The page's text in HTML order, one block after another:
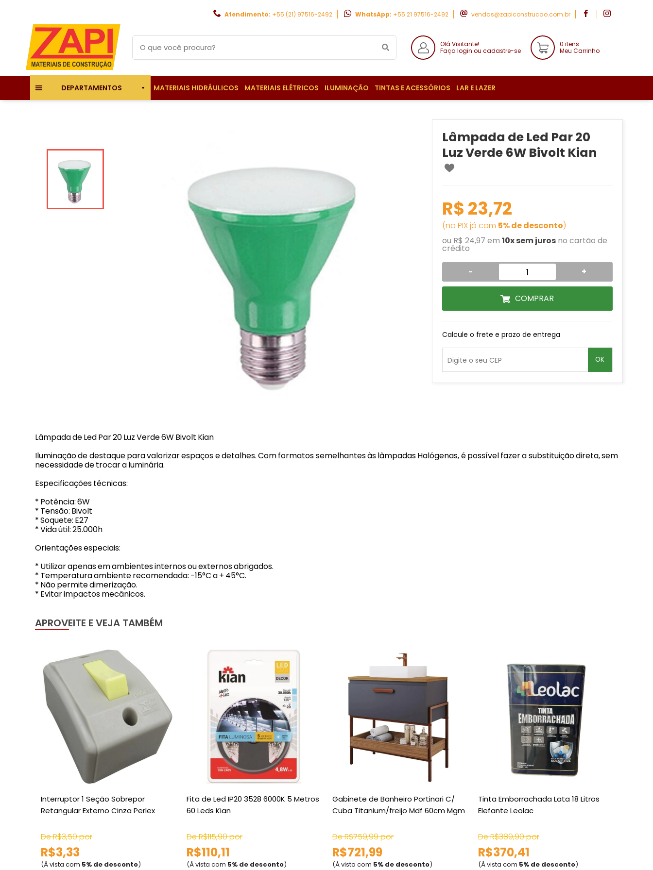
Atendimento: +55 (21) 97516-2492 WhatsApp: +55 21 97516-2492 vendas@zapiconstrucao.com.br
Olá Visitante!
Faça login ou cadastre-se
0 itens
Meu Carrinho
DEPARTAMENTOS MATERIAIS HIDRÁULICOS MATERIAIS ELÉTRICOS ILUMINAÇÃO TINTAS E ACESSÓRIOS LAR E LAZER
Lâmpada de Led Par 20
Luz Verde 6W Bivolt Kian
R$ 23,72
(no PIX já com 5% de desconto)
ou R$ 24,97 em 10x sem jurosno cartão de
crédito
- +
COMPRAR
Calcule o frete e prazo de entrega
OK
Lâmpada de Led Par 20 Luz Verde 6W Bivolt Kian
Iluminação de destaque para valorizar espaços e detalhes. Com formatos semelhantes às lâmpadas Halógenas, é possível fazer a substituição direta, sem
necessidade de trocar a luminária.
Especificações técnicas:
* Potência: 6W
* Tensão: Bivolt
* Soquete: E27
* Vida útil: 25.000h
Orientações especiais:
* Utilizar apenas em ambientes internos ou externos abrigados.
* Temperatura ambiente recomendada: -15°C a + 45°C.
* Não permite dimerização.
* Evitar impactos mecânicos.
APROVEITE E VEJA TAMBÉM
Interruptor 1 Seção Sobrepor
Retangular Externo Cinza Perlex
De R$3,50 por
R$3,33
(À vista com 5% de desconto)
Fita de Led IP20 3528 6000K 5 Metros
60 Leds Kian
De R$115,90 por
R$110,11
(À vista com 5% de desconto)
Gabinete de Banheiro Portinari C/
Cuba Titanium/freijo Mdf 60cm Mgm
De R$759,99 por
R$721,99
(À vista com 5% de desconto)
Tinta Emborrachada Lata 18 Litros
Elefante Leolac
De R$389,90 por
R$370,41
(À vista com 5% de desconto)